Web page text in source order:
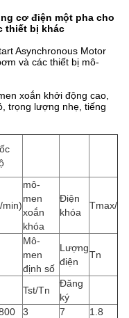
cơ điện một pha cho
thiết bị khác
Asynchronous Motor
và các thiết bị mô-
xoắn khởi động cao,
trọng lượng nhẹ, tiếng
min)
mô-
men
xoắn
khóa
Điện
khóa
Tmax/
Mô-
men
định số
Lượng
điện
Tn
Tst/Tn
Đăng
ký
3 7 1.8